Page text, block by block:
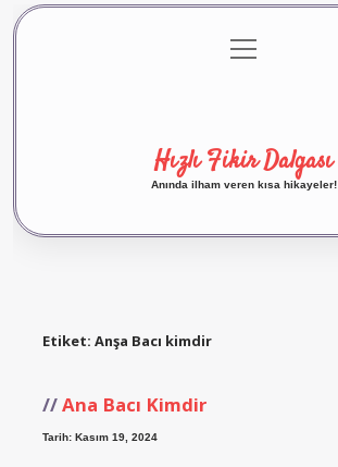
Gizlilik Politikası
menüyü
aç
Hızlı Fikir Dalgası
Anında ilham veren kısa hikayeler!
Etiket: Anşa Bacı kimdir
Ana Bacı Kimdir
Tarih: Kasım 19, 2024